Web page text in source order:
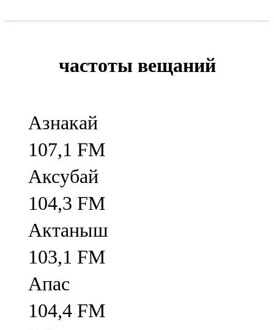
частоты вещаний
Азнакай
107,1 FM
Аксубай
104,3 FM
Актаныш
103,1 FM
Апас
104,4 FM